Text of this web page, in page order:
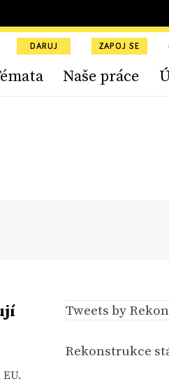
DARUJ ZAPOJ SE
Naše práce
Tweets by
Rekonstrukce